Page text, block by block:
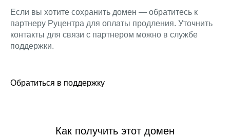
Если вы хотите сохранить домен — обратитесь к
партнеру Руцентра для оплаты продления. Уточнить
контакты для связи с партнером можно в службе
поддержки.
Обратиться в поддержку
Как получить этот домен